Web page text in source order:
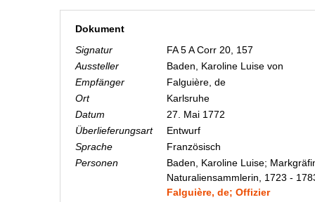
Dokument
Signatur
FA 5 A Corr 20, 157
Aussteller
Baden, Karoline Luise von
Empfänger
Falguière, de
Ort
Karlsruhe
Datum
27. Mai 1772
Überlieferungsart
Entwurf
Sprache
Französisch
Personen
Baden, Karoline Luise;
Naturaliensammlerin, 1723 -
Falguière, de; Offizier